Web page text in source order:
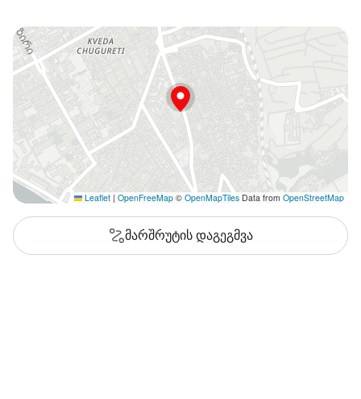
Leaflet | OpenFreeMap © OpenMapTiles Data from OpenStreetMap
მარშრუტის დაგეგმვა